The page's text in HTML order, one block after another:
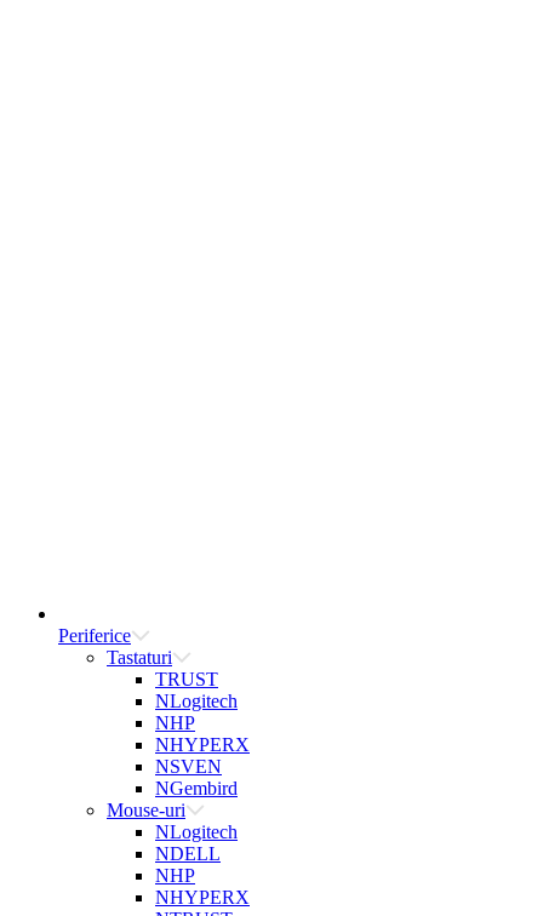
Periferice
Tastaturi
TRUST
NLogitech
NHP
NHYPERX
NSVEN
NGembird
Mouse-uri
NLogitech
NDELL
NHP
NHYPERX